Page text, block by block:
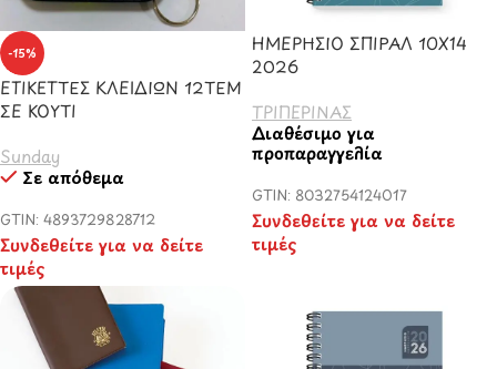
-15%
ΕΤΙΚΕΤΤΕΣ ΚΛΕΙΔΙΩΝ 12ΤΕΜ
ΣΕ ΚΟΥΤΙ
Sunday
Σε απόθεμα
GTIN: 4893729828712
Συνδεθείτε για να δείτε
τιμές
ΗΜΕΡΗΣΙΟ ΣΠΙΡΑΛ 10X14
2026
ΤΡΙΠΕΡΙΝΑΣ
Διαθέσιμο για
προπαραγγελία
GTIN: 8032754124017
Συνδεθείτε για να δείτε
τιμές